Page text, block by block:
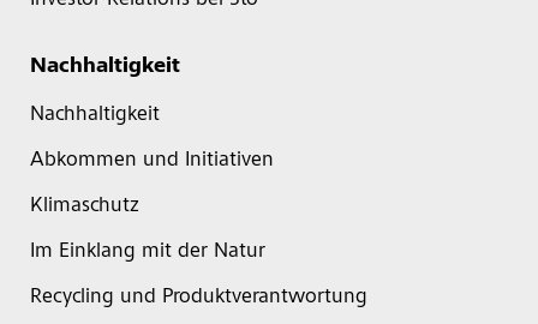
Nachhaltigkeit
Nachhaltigkeit
Abkommen und Initiativen
Klimaschutz
Im Einklang mit der Natur
Recycling und Produktverantwortung